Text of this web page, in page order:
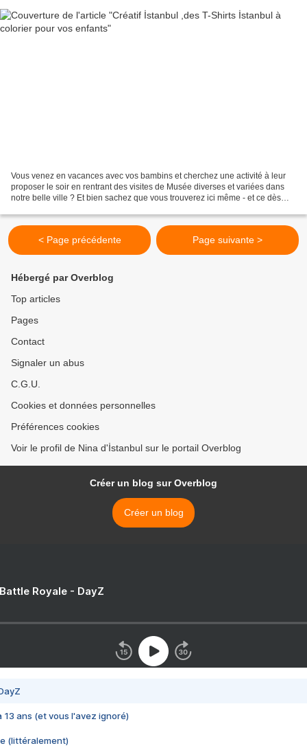
Vous venez en vacances avec vos bambins et cherchez une activité à leur
proposer le soir en rentrant des visites de Musée diverses et variées dans
notre belle ville ? Et bien sachez que vous trouverez ici même - et ce dès
< Page précédente Page suivante >
Hébergé par Overblog
Top articles
Pages
Contact
Signaler un abus
C.G.U.
Cookies et données personnelles
Préférences cookies
Voir le profil de Nina d'İstanbul sur le portail Overblog
Créer un blog sur Overblog
Créer un blog
Royale - DayZ
13 ans (et vous l'avez ignoré)
(littéralement)